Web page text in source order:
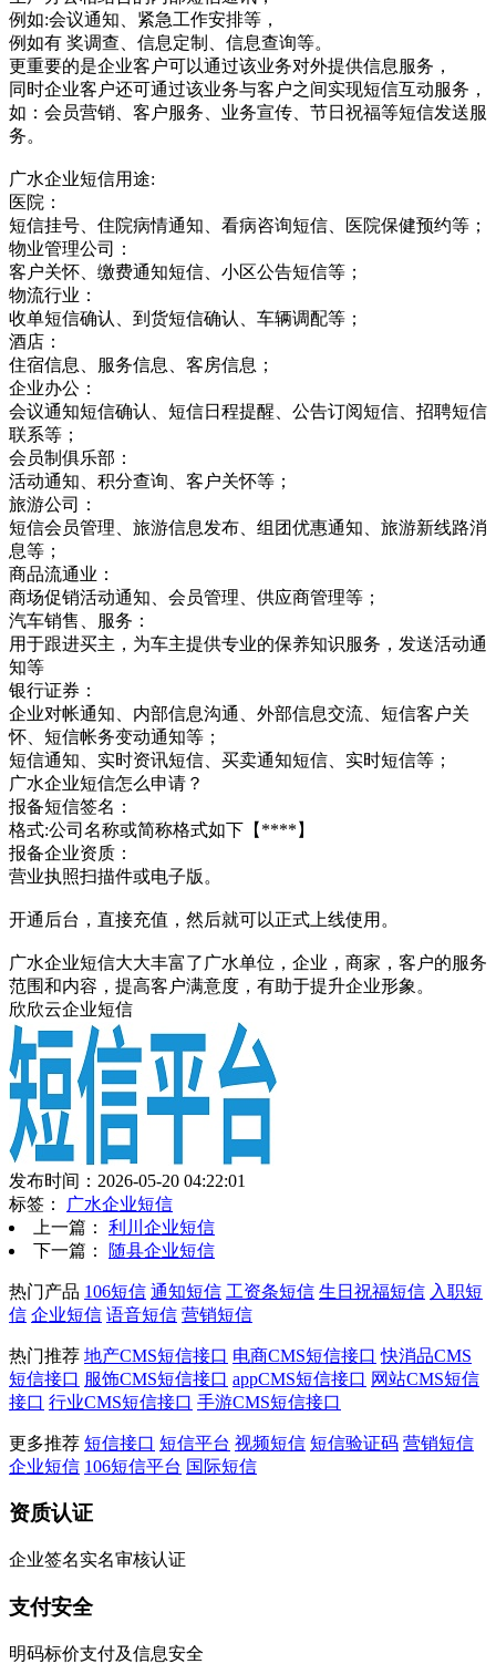
例如:会议通知、紧急工作安排等，
例如有 奖调查、信息定制、信息查询等。
更重要的是企业客户可以通过该业务对外提供信息服务，
同时企业客户还可通过该业务与客户之间实现短信互动服务，
如：会员营销、客户服务、业务宣传、节日祝福等短信发送服
务。
广水企业短信用途:
医院：
短信挂号、住院病情通知、看病咨询短信、医院保健预约等；
物业管理公司：
客户关怀、缴费通知短信、小区公告短信等；
物流行业：
收单短信确认、到货短信确认、车辆调配等；
酒店：
住宿信息、服务信息、客房信息；
企业办公：
会议通知短信确认、短信日程提醒、公告订阅短信、招聘短信
联系等；
会员制俱乐部：
活动通知、积分查询、客户关怀等；
旅游公司：
短信会员管理、旅游信息发布、组团优惠通知、旅游新线路消
息等；
商品流通业：
商场促销活动通知、会员管理、供应商管理等；
汽车销售、服务：
用于跟进买主，为车主提供专业的保养知识服务，发送活动通
知等
银行证券：
企业对帐通知、内部信息沟通、外部信息交流、短信客户关
怀、短信帐务变动通知等；
短信通知、实时资讯短信、买卖通知短信、实时短信等；
广水企业短信怎么申请？
报备短信签名：
格式:公司名称或简称格式如下【****】
报备企业资质：
营业执照扫描件或电子版。
开通后台，直接充值，然后就可以正式上线使用。
广水企业短信大大丰富了广水单位，企业，商家，客户的服务
范围和内容，提高客户满意度，有助于提升企业形象。
欣欣云企业短信
发布时间：2026-05-20 04:22:01
标签：
广水企业短信
上一篇： 利川企业短信
下一篇：
随县企业短信
热门产品 106短信 通知短信 工资条短信 生日祝福短信 入职短
信 企业短信 语音短信 营销短信
热门推荐 地产CMS短信接口 电商CMS短信接口 快消品CMS
短信接口 服饰CMS短信接口 appCMS短信接口 网站CMS短信
接口 行业CMS短信接口 手游CMS短信接口
更多推荐 短信接口 短信平台 视频短信 短信验证码 营销短信
企业短信 106短信平台 国际短信
资质认证
企业签名实名审核认证
支付安全
明码标价支付及信息安全